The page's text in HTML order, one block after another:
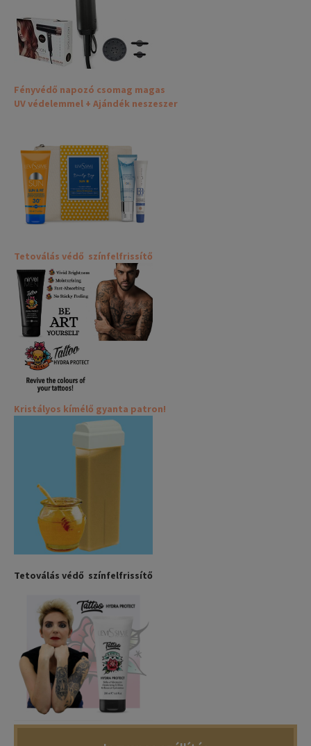
Fényvédő napozó csomag magas
UV védelemmel + Ajándék neszeszer
Tetoválás védő színfelfrissítő
Kristályos kímélő gyanta patron!
Tetoválás védő színfelfrissítő